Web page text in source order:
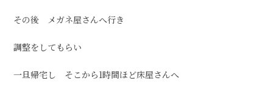
その後 メガネ屋さんへ行き
調整をしてもらい
一旦帰宅し そこから1時間ほど床屋さんへ